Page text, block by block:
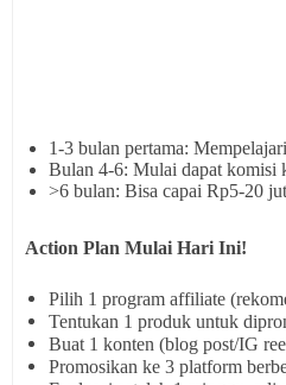
1-3 bulan pertama:
Bulan 4-6: Mulai dapat komisi
>6 bulan: Bisa capai Rp5-20
Action Plan Mulai Hari Ini!
Pilih 1 program affiliate
Tentukan 1 produk untuk
Buat 1 konten (blog post/IG
Promosikan ke 3 platform